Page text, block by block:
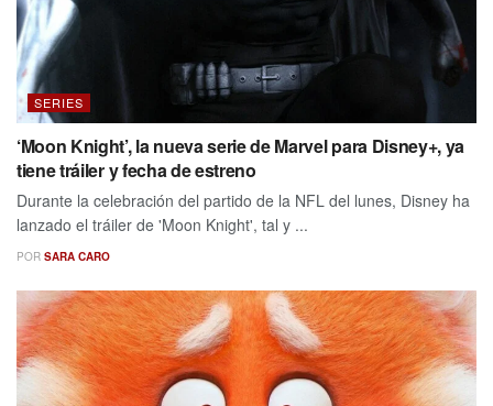
SERIES
‘Moon Knight’, la nueva serie de Marvel para Disney+, ya
tiene tráiler y fecha de estreno
Durante la celebración del partido de la NFL del lunes, Disney ha
lanzado el tráiler de 'Moon Knight', tal y ...
POR SARA CARO